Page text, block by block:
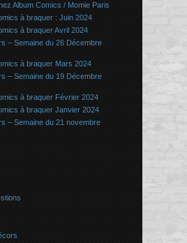
Album Comics / Momie Paris
à braquer : Juin 2024
à braquer Avril 2024
– Semaine du 26 Décembre
à braquer Mars 2024
– Semaine du 19 Décembre
à braquer Février 2024
à braquer Janvier 2024
– Semaine du 21 novembre